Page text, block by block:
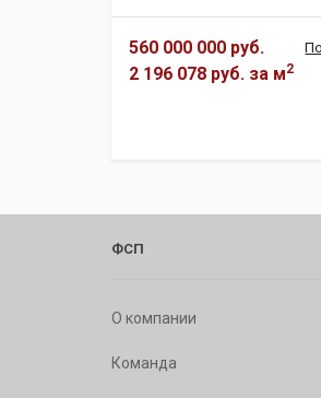
560 000 000 руб.
2 196 078 руб. за м2
ФСП
О компании
Команда